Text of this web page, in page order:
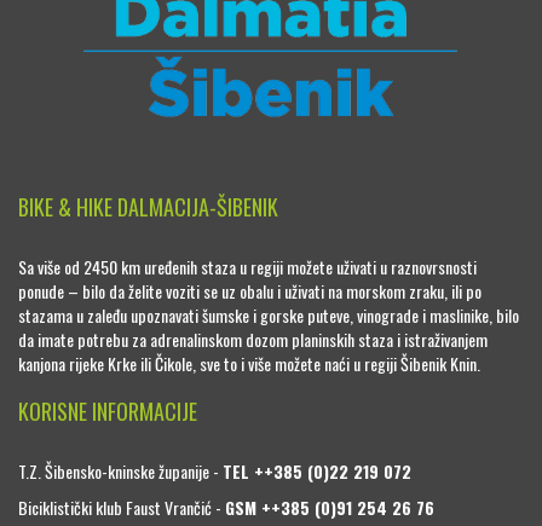
BIKE & HIKE DALMACIJA-ŠIBENIK
Sa više od 2450 km uređenih staza u regiji možete uživati u raznovrsnosti
ponude – bilo da želite voziti se uz obalu i uživati na morskom zraku, ili po
stazama u zaleđu upoznavati šumske i gorske puteve, vinograde i maslinike, bilo
da imate potrebu za adrenalinskom dozom planinskih staza i istraživanjem
kanjona rijeke Krke ili Čikole, sve to i više možete naći u regiji Šibenik Knin.
KORISNE INFORMACIJE
T.Z. Šibensko-kninske županije - TEL ++385 (0)22 219 072
Biciklistički klub Faust Vrančić - GSM ++385 (0)91 254 26 76